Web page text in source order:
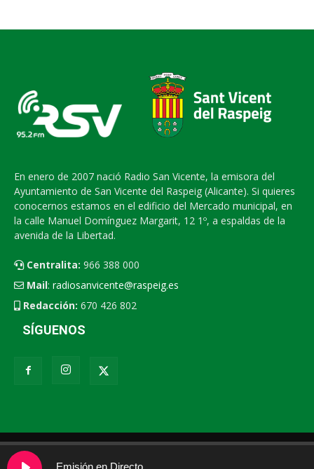
En enero de 2007 nació Radio San Vicente, la emisora del
Ayuntamiento de San Vicente del Raspeig (Alicante). Si quieres
conocernos estamos en el edificio del Mercado municipal, en
la calle Manuel Domínguez Margarit, 12 1º, a espaldas de la
avenida de la Libertad.
Centralita: 966 388 000
Mail: radiosanvicente@raspeig.es
Redacción: 670 426 802
SÍGUENOS
Radio San Vicente Contacto XEMV
Emisión en Directo